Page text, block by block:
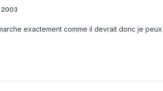
2003
exactement comme il devrait donc je peux